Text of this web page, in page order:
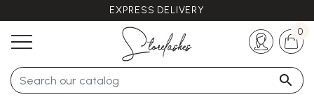
EXPRESS DELIVERY
Any questions ?
+33 (0)5 57 21 62 94

0